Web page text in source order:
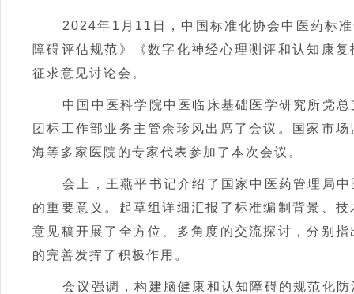
2024年1月11日，中国标准化协会中医药标
障碍评估规范》《数字化神经心理测评和认知康
征求意见讨论会。
中国中医科学院中医临床基础医学研究所党
团标工作部业务主管余珍风出席了会议。国家市
海等多家医院的专家代表参加了本次会议。
会上，王燕平书记介绍了国家中医药管理局
的重要意义。起草组详细汇报了标准编制背景、
意见稿开展了全方位、多角度的交流探讨，分别
的完善发挥了积极作用。
会议强调，构建脑健康和认知障碍的规范化